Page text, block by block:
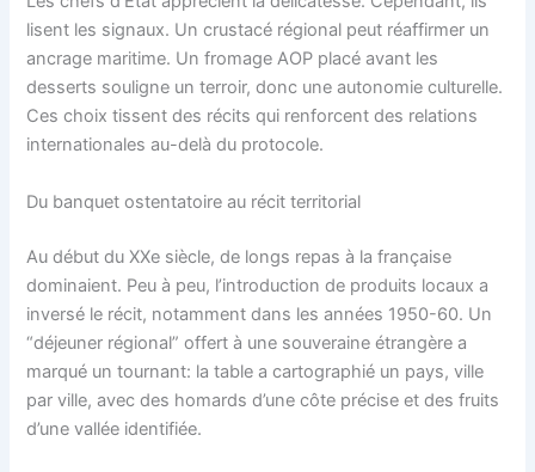
lisent les signaux. Un crustacé régional peut réaffirmer un
ancrage maritime. Un fromage AOP placé avant les
desserts souligne un terroir, donc une autonomie culturelle.
Ces choix tissent des récits qui renforcent des relations
internationales au-delà du protocole.
Du banquet ostentatoire au récit territorial
Au début du XXe siècle, de longs repas à la française
dominaient. Peu à peu, l’introduction de produits locaux a
inversé le récit, notamment dans les années 1950-60. Un
“déjeuner régional” offert à une souveraine étrangère a
marqué un tournant: la table a cartographié un pays, ville
par ville, avec des homards d’une côte précise et des fruits
d’une vallée identifiée.